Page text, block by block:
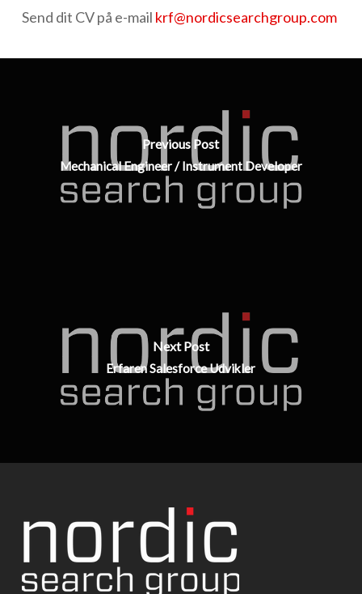
Send dit CV på e-mail krf@nordicsearchgroup.com
Previous Post
Mechanical Engineer / Instrument Developer
Next Post
Erfaren Salesforce Udvikler